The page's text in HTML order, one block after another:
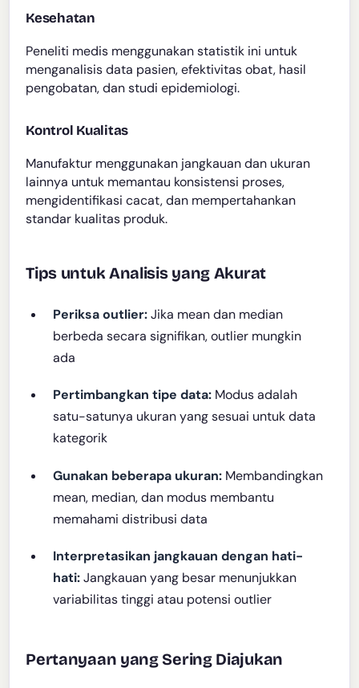
Kesehatan
Peneliti medis menggunakan statistik ini untuk
menganalisis data pasien, efektivitas obat, hasil
pengobatan, dan studi epidemiologi.
Kontrol Kualitas
Manufaktur menggunakan jangkauan dan ukuran
lainnya untuk memantau konsistensi proses,
mengidentifikasi cacat, dan mempertahankan
standar kualitas produk.
Tips untuk Analisis yang Akurat
Periksa outlier:Jika mean dan median
berbeda secara signifikan, outlier mungkin
ada
Pertimbangkan tipe data: Modus adalah
satu-satunya ukuran yang sesuai untuk data
kategorik
Gunakan beberapa ukuran: Membandingkan
mean, median, dan modus membantu
memahami distribusi data
Interpretasikan jangkauan dengan hati-
hati:Jangkauan yang besar menunjukkan
variabilitas tinggi atau potensi outlier
Pertanyaan yang Sering Diajukan